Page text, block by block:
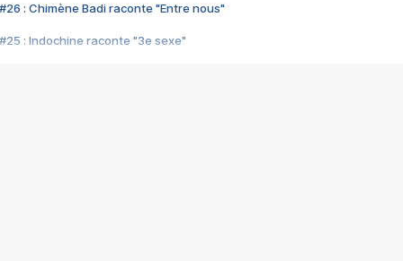
#26 : Chimène Badi raconte "Entre nous"
#25 : Indochine raconte "3e sexe"